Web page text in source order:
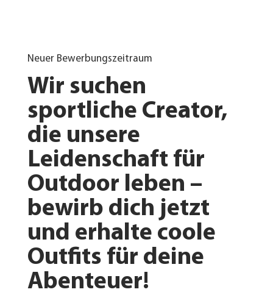
Wir suchen
sportliche Creator,
die unsere
Leidenschaft für
Outdoor leben –
bewirb dich jetzt
und erhalte coole
Outfits für deine
Abenteuer!
Neuer Bewerbungszeitraum